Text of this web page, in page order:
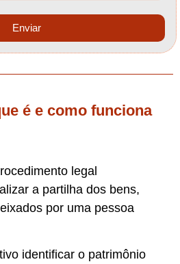
Enviar
é e como funciona
legal
a partilha dos bens,
por uma pessoa
identificar o patrimônio